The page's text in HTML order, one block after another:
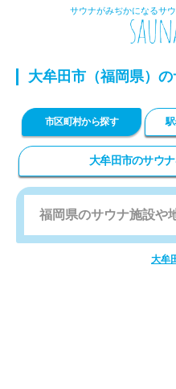
サウナがみぢかになるサ
大牟田市 （福岡県）
市区町村から探す
大牟田市のサウ
大牟